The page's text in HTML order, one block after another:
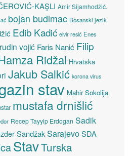
KAŞLI Amir Sijamhodžić.
bojan budimac Bosanski jezik
Edib Kadić elvir resić Enes
vojić Faris Nanić Filip
Ridžal Hrvatska
Jakub Salkić korona virus
stav Mahir Sokolija
mustafa drnišlić
Recep Tayyip Erdogan Sadik
SandžakSarajevoSDA
StavTurska